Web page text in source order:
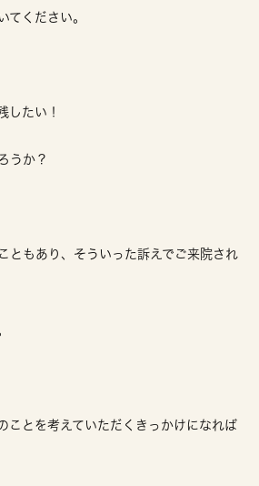
てください。
したい！
うか？
ともあり、そういった訴えでご来院され
ことを考えていただくきっかけになれば